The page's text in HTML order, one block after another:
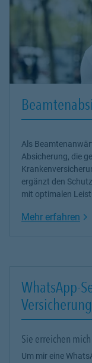
Als
Absicherung, die
ergänzt den
mit optimalen
Mehr erfahren
WhatsApp-
Versicherung
Sie erreichen
Um mir eine